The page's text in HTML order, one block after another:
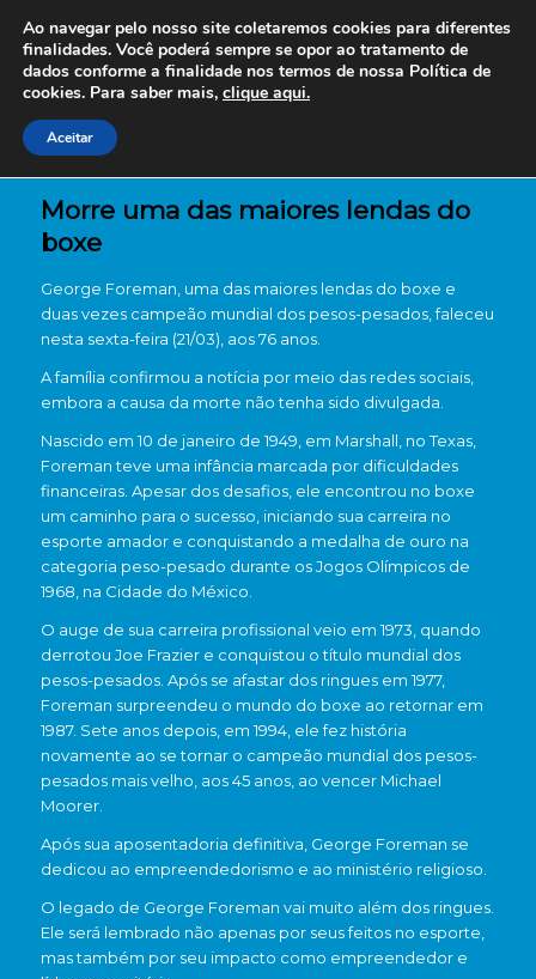
Morre uma das maiores lendas do
boxe
George Foreman, uma das maiores lendas do boxe e
duas vezes campeão mundial dos pesos-pesados, faleceu
nesta sexta-feira (21/03), aos 76 anos.
A família confirmou a notícia por meio das redes sociais,
embora a causa da morte não tenha sido divulgada.
Nascido em 10 de janeiro de 1949, em Marshall, no Texas,
Foreman teve uma infância marcada por dificuldades
financeiras. Apesar dos desafios, ele encontrou no boxe
um caminho para o sucesso, iniciando sua carreira no
esporte amador e conquistando a medalha de ouro na
categoria peso-pesado durante os Jogos Olímpicos de
1968, na Cidade do México.
O auge de sua carreira profissional veio em 1973, quando
derrotou Joe Frazier e conquistou o título mundial dos
pesos-pesados. Após se afastar dos ringues em 1977,
Foreman surpreendeu o mundo do boxe ao retornar em
1987. Sete anos depois, em 1994, ele fez história
novamente ao se tornar o campeão mundial dos pesos-
pesados mais velho, aos 45 anos, ao vencer Michael
Moorer.
Após sua aposentadoria definitiva, George Foreman se
dedicou ao empreendedorismo e ao ministério religioso.
O legado de George Foreman vai muito além dos ringues.
Ele será lembrado não apenas por seus feitos no esporte,
mas também por seu impacto como empreendedor e
Ao navegar pelo nosso site coletaremos cookies para diferentes
finalidades. Você poderá sempre se opor ao tratamento de
dados conforme a finalidade nos termos de nossa Política de
cookies. Para saber mais, clique aqui.
Aceitar